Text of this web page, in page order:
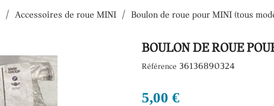
Accessoires de roue MINI Boulon de roue pour MINI (tous
BOULON DE ROUE
Référence 36136890324
5,00 €